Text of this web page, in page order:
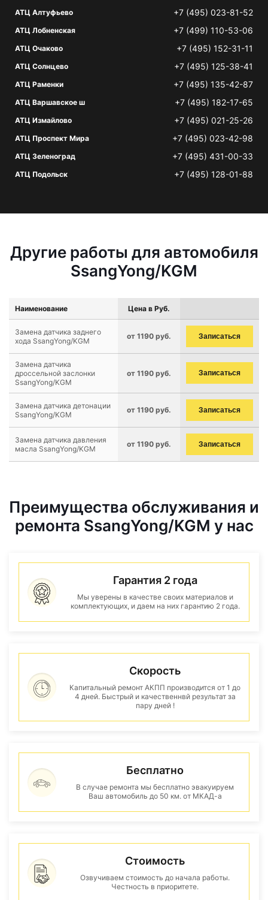
АТЦ Алтуфьево +7 (495) 023-81-52
АТЦ Лобненская +7 (499) 110-53-06
АТЦ Очаково +7 (495) 152-31-11
АТЦ Солнцево +7 (495) 125-38-41
АТЦ Раменки +7 (495) 135-42-87
АТЦ Варшавское ш +7 (495) 182-17-65
АТЦ Измайлово +7 (495) 021-25-26
АТЦ Проспект Мира +7 (495) 023-42-98
АТЦ Зеленоград +7 (495) 431-00-33
АТЦ Подольск +7 (495) 128-01-88
Другие работы для автомобиля
SsangYong/KGM
Наименование Цена в Руб.
Замена датчика заднего
хода SsangYong/KGM
от 1190 руб. Записаться
Замена датчика
дроссельной заслонки
SsangYong/KGM
от 1190 руб. Записаться
Замена датчика детонации
SsangYong/KGM
от 1190 руб. Записаться
Замена датчика давления
масла SsangYong/KGM
от 1190 руб. Записаться
Преимущества обслуживания и
ремонта SsangYong/KGM у нас
Гарантия 2 года
Мы уверены в качестве своих материалов и
комплектующих, и даем на них гарантию 2 года.
Скорость
Капитальный ремонт АКПП производится от 1 до
4 дней. Быстрый и качественнвй результат за
пару дней !
Бесплатно
В случае ремонта мы бесплатно эвакуируем
Ваш автомобиль до 50 км. от МКАД-а
Стоимость
Озвучиваем стоимость до начала работы.
Честность в приоритете.